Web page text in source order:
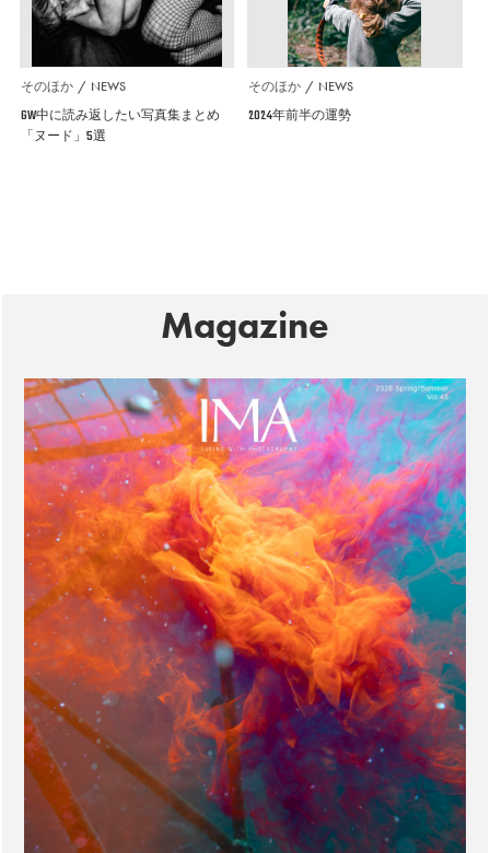
そのほか NEWS
GW中に読み返したい写真集まとめ
「ヌード」5選
そのほか NEWS
2024年前半の運勢
Magazine